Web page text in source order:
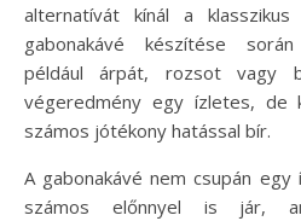
alternatívát kínál a
gabonakávé készítése
például árpát, rozsot vagy
végeredmény egy ízletes, de
számos jótékony hatással bír.
A gabonakávé nem csupán
számos előnnyel is jár,